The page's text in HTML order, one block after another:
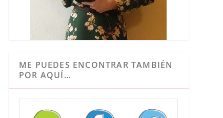
ME PUEDES ENCONTRAR TAMBIÉN
POR AQUÍ…